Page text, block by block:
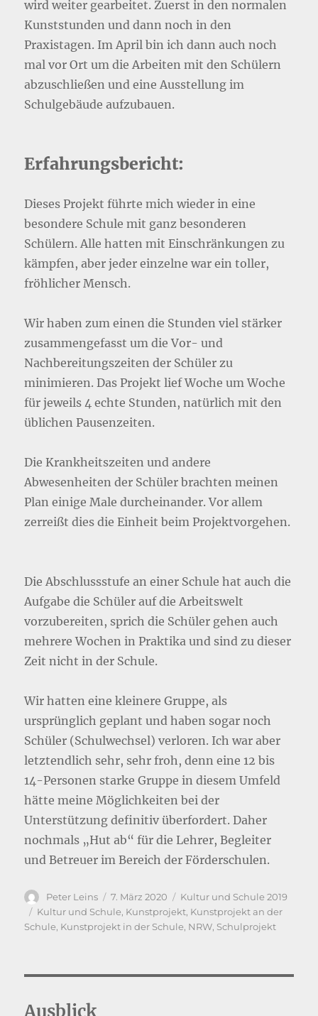
wird weiter gearbeitet. Zuerst in den normalen
Kunststunden und dann noch in den
Praxistagen. Im April bin ich dann auch noch
mal vor Ort um die Arbeiten mit den Schülern
abzuschließen und eine Ausstellung im
Schulgebäude aufzubauen.
Erfahrungsbericht:
Dieses Projekt führte mich wieder in eine
besondere Schule mit ganz besonderen
Schülern. Alle hatten mit Einschränkungen zu
kämpfen, aber jeder einzelne war ein toller,
fröhlicher Mensch.
Wir haben zum einen die Stunden viel stärker
zusammengefasst um die Vor- und
Nachbereitungszeiten der Schüler zu
minimieren. Das Projekt lief Woche um Woche
für jeweils 4 echte Stunden, natürlich mit den
üblichen Pausenzeiten.
Die Krankheitszeiten und andere
Abwesenheiten der Schüler brachten meinen
Plan einige Male durcheinander. Vor allem
zerreißt dies die Einheit beim Projektvorgehen.
Die Abschlussstufe an einer Schule hat auch die
Aufgabe die Schüler auf die Arbeitswelt
vorzubereiten, sprich die Schüler gehen auch
mehrere Wochen in Praktika und sind zu dieser
Zeit nicht in der Schule.
Wir hatten eine kleinere Gruppe, als
ursprünglich geplant und haben sogar noch
Schüler (Schulwechsel) verloren. Ich war aber
letztendlich sehr, sehr froh, denn eine 12 bis
14-Personen starke Gruppe in diesem Umfeld
hätte meine Möglichkeiten bei der
Unterstützung definitiv überfordert. Daher
nochmals „Hut ab“ für die Lehrer, Begleiter
und Betreuer im Bereich der Förderschulen.
Autor
Peter Leins
Veröffentlicht
am
7. März 2020 Kategorien
Kultur und Schule 2019
Schlagwörter
Kultur und Schule, Kunstprojekt, Kunstprojekt an der
Schule, Kunstprojekt in der Schule, NRW, Schulprojekt
Ausblick